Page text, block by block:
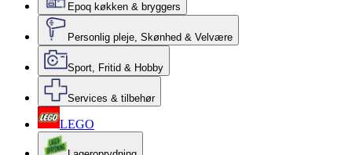
Epoq køkken & bryggers
Personlig pleje, Skønhed & Velvære
Sport, Fritid & Hobby
Services & tilbehør
LEGO